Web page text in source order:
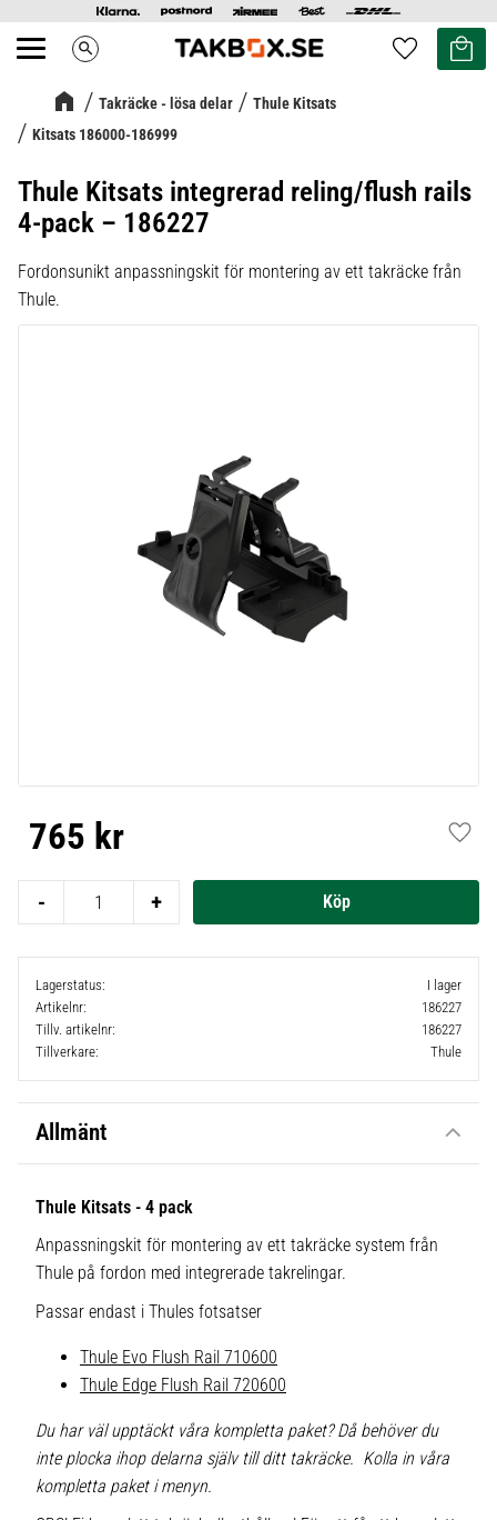
Meny search Favoriter
Kundvagn
Takräcke - lösa delar
Thule Kitsats
Kitsats 186000-186999
Thule Kitsats integrerad reling/flush rails
4-pack – 186227
Fordonsunikt anpassningskit för montering av ett takräcke från
Thule.
765 kr
+
-
Lagerstatus
I lager
Artikelnr
186227
Tillv. artikelnr
186227
Tillverkare
Thule
Allmänt
Thule Kitsats - 4 pack
Anpassningskit för montering av ett takräcke system från
Thule på fordon med integrerade takrelingar.
Passar endast i Thules fotsatser
Thule Evo Flush Rail 710600
Thule Edge Flush Rail 720600
Du har väl upptäckt våra kompletta paket? Då behöver du
inte plocka ihop delarna själv till ditt takräcke. Kolla in våra
kompletta paket i menyn.